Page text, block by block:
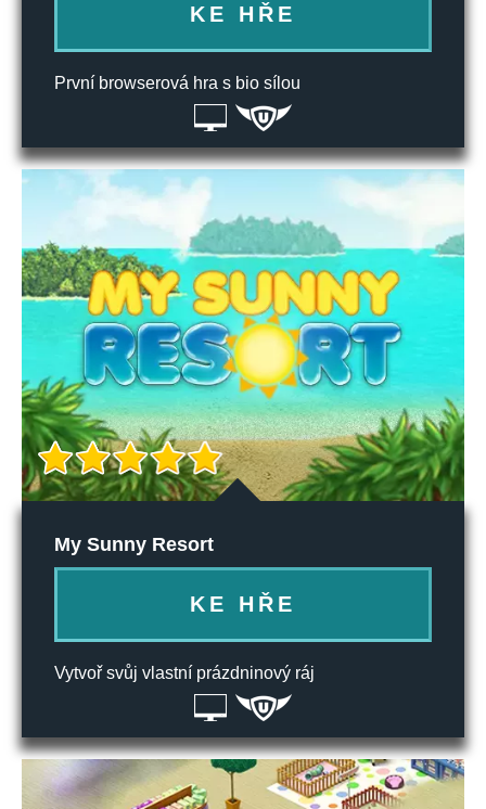
KE HŘE
První browserová hra s bio sílou
My Sunny Resort
KE HŘE
Vytvoř svůj vlastní prázdninový ráj